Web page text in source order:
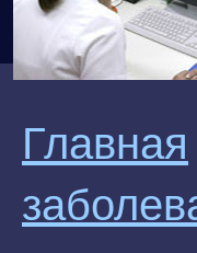
Главная